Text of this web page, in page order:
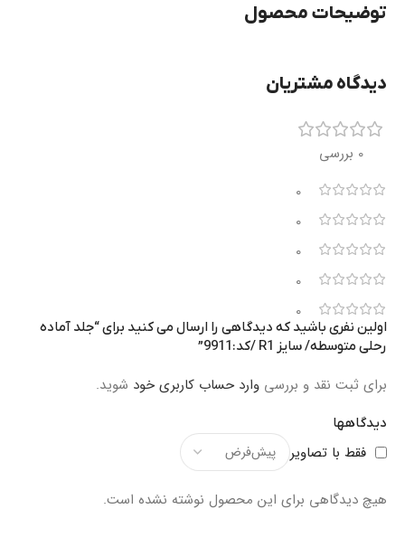
توضیحات محصول
دیدگاه مشتریان
0 بررسی
0
0
0
0
0
دیدگاهها
فقط با تصاویر
هیچ دیدگاهی برای این محصول نوشته نشده است.
اولین نفری باشید که دیدگاهی را ارسال می کنید برای “جلد آماده
رحلی متوسطه/ سایز R1 /کد:9911”
برای ثبت نقد و بررسی وارد حساب کاربری خود شوید.